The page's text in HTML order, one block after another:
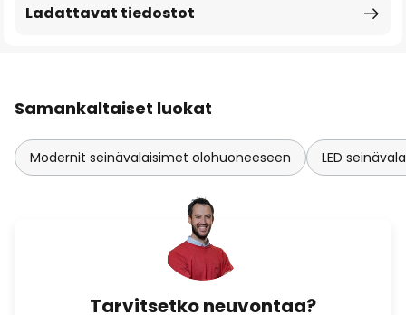
Ladattavat tiedostot
Samankaltaiset luokat
Modernit seinävalaisimet olohuoneeseen LED
Tarvitsetko neuvontaa?